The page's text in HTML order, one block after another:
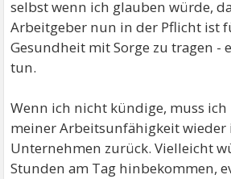
selbst wenn ich glauben würde,
Arbeitgeber nun in der Pflicht ist
Gesundheit mit Sorge zu tragen -
tun.
Wenn ich nicht kündige, muss
meiner Arbeitsunfähigkeit wieder
Unternehmen zurück. Vielleicht
Stunden am Tag hinbekommen,